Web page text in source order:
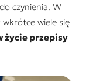
czynienia. W
wkrótce wiele się
życie przepisy